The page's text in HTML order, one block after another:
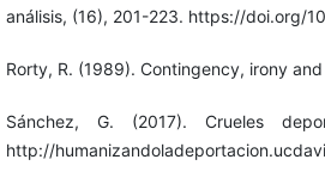
análisis, (16), 201-223. https://doi.org/
Rorty, R. (1989). Contingency, irony
Sánchez, G. (2017). Crueles
http://